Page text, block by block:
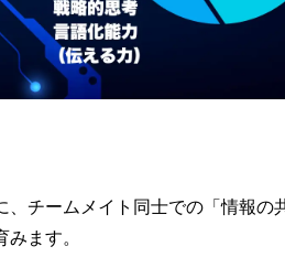
チームメイト同士での「情報の
ます。